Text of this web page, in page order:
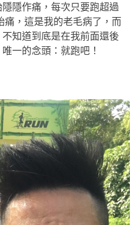
隱作痛，每次只要跑超過
痛，這是我的老毛病了，而
知道到底是在我前面還後
一的念頭：就跑吧！